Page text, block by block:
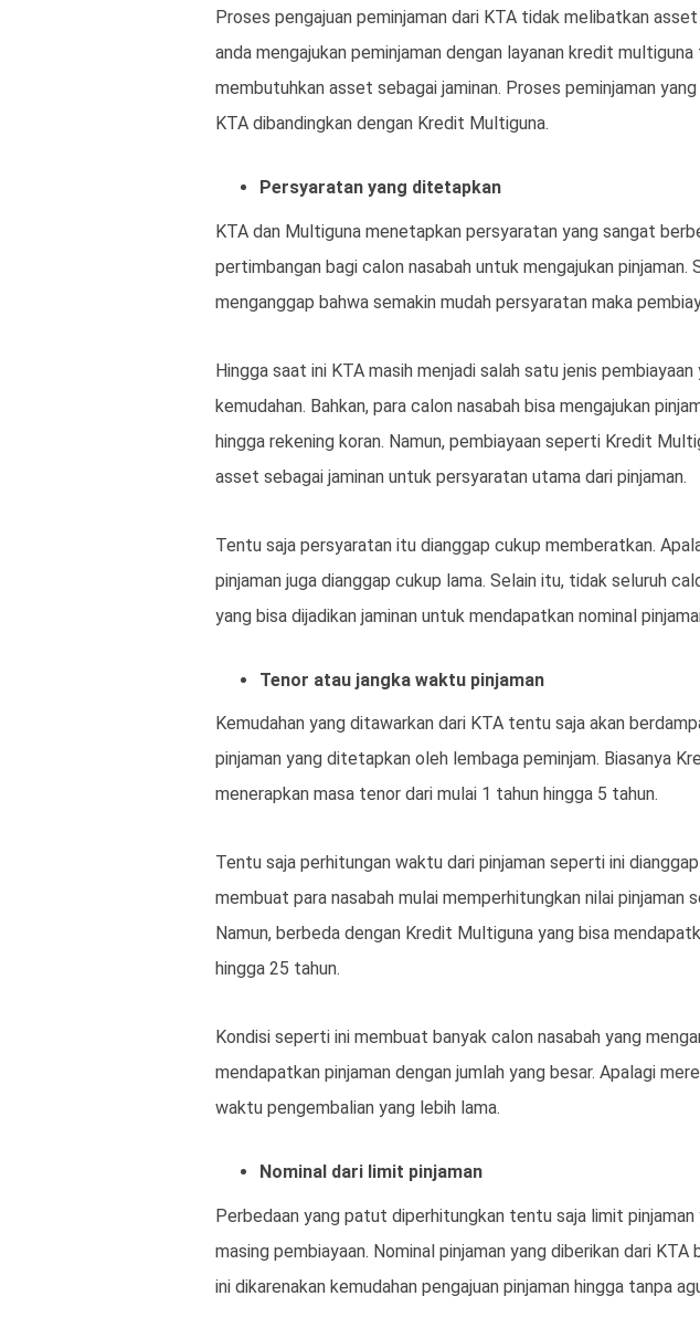
Proses pengajuan peminjaman dari KTA tidak melibatkan
anda mengajukan peminjaman dengan layanan kredit
membutuhkan asset sebagai jaminan. Proses peminjaman
KTA dibandingkan dengan Kredit Multiguna.
Persyaratan yang ditetapkan
KTA dan Multiguna menetapkan persyaratan yang sangat
pertimbangan bagi calon nasabah untuk mengajukan pinjaman.
menganggap bahwa semakin mudah persyaratan maka
Hingga saat ini KTA masih menjadi salah satu jenis pembiayaan
kemudahan. Bahkan, para calon nasabah bisa mengajukan
hingga rekening koran. Namun, pembiayaan seperti Kredit
asset sebagai jaminan untuk persyaratan utama dari pinjaman.
Tentu saja persyaratan itu dianggap cukup memberatkan.
pinjaman juga dianggap cukup lama. Selain itu, tidak seluruh
yang bisa dijadikan jaminan untuk mendapatkan nominal
Tenor atau jangka waktu pinjaman
Kemudahan yang ditawarkan dari KTA tentu saja akan
pinjaman yang ditetapkan oleh lembaga peminjam. Biasanya
menerapkan masa tenor dari mulai 1 tahun hingga 5 tahun.
Tentu saja perhitungan waktu dari pinjaman seperti ini
membuat para nasabah mulai memperhitungkan nilai pinjaman
Namun, berbeda dengan Kredit Multiguna yang bisa
hingga 25 tahun.
Kondisi seperti ini membuat banyak calon nasabah yang
mendapatkan pinjaman dengan jumlah yang besar. Apalagi
waktu pengembalian yang lebih lama.
Nominal dari limit pinjaman
Perbedaan yang patut diperhitungkan tentu saja limit pinjaman
masing pembiayaan. Nominal pinjaman yang diberikan dari
ini dikarenakan kemudahan pengajuan pinjaman hingga tanpa